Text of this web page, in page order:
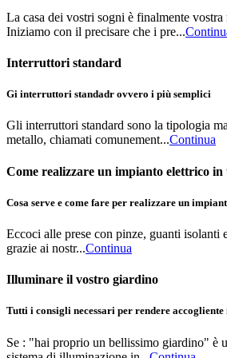
La casa dei vostri sogni è finalmente
Iniziamo con il precisare che i pre...
Interruttori standard
Gi interruttori standadr ovvero i più semplici
Gli interruttori standard sono la tipologia
metallo, chiamati comunement...Continua
Come realizzare un impianto elettrico in
Cosa serve e come fare per realizzare un
Eccoci alle prese con pinze, guanti isolanti
grazie ai nostr...Continua
Illuminare il vostro giardino
Tutti i consigli necessari per rendere
Se : "hai proprio un bellissimo giardino" è